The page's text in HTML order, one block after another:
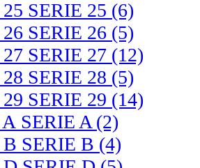
SERIE 25 (6)
SERIE 26 (5)
SERIE 27 (12)
SERIE 28 (5)
SERIE 29 (14)
SERIE A (2)
SERIE B (4)